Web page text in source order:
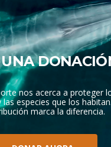
nos acerca a proteger
las especies que los
marca la diferencia.